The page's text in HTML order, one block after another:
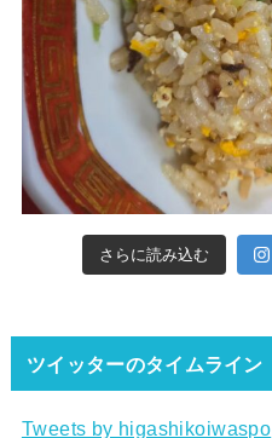
さらに読み込む
ツイッターのタイムライン
Tweets by higashikoiwaspo